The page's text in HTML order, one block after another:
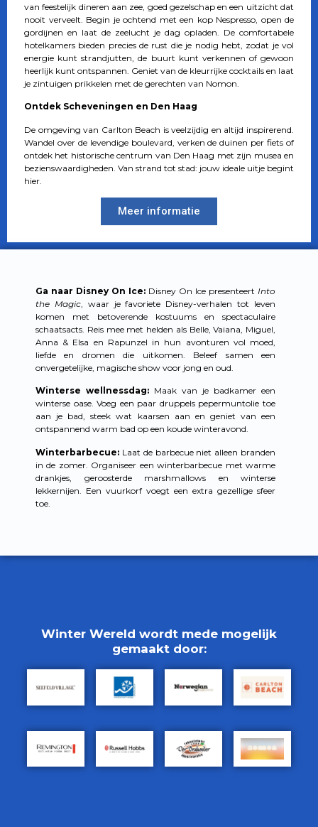
van feestelijk dineren aan zee, goed gezelschap en een uitzicht dat
nooit verveelt. Begin je ochtend met een kop Nespresso, open de
gordijnen en laat de zeelucht je dag opladen. De comfortabele
hotelkamers bieden precies de rust die je nodig hebt, zodat je vol
energie kunt strandjutten, de buurt kunt verkennen of gewoon
heerlijk kunt ontspannen. Geniet van de kleurrijke cocktails en laat
je zintuigen prikkelen met de gerechten van Nomon.
Ontdek Scheveningen en Den Haag
De omgeving van Carlton Beach is veelzijdig en altijd inspirerend.
Wandel over de levendige boulevard, verken de duinen per fiets of
ontdek het historische centrum van Den Haag met zijn musea en
bezienswaardigheden. Van strand tot stad: jouw ideale uitje begint
hier.
Meer informatie
Ga naar Disney On Ice: Disney On Ice presenteert Into
the Magic, waar je favoriete Disney-verhalen tot leven
komen met betoverende kostuums en spectaculaire
schaatsacts. Reis mee met helden als Belle, Vaiana, Miguel,
Anna & Elsa en Rapunzel in hun avonturen vol moed,
liefde en dromen die uitkomen. Beleef samen een
onvergetelijke, magische show voor jong en oud.
Winterse wellnessdag: Maak van je badkamer een
winterse oase. Voeg een paar druppels pepermuntolie toe
aan je bad, steek wat kaarsen aan en geniet van een
ontspannend warm bad op een koude winteravond.
Winterbarbecue: Laat de barbecue niet alleen branden
in de zomer. Organiseer een winterbarbecue met warme
drankjes, geroosterde marshmallows en winterse
lekkernijen. Een vuurkorf voegt een extra gezellige sfeer
toe.
Winter Wereld wordt mede mogelijk
gemaakt door: